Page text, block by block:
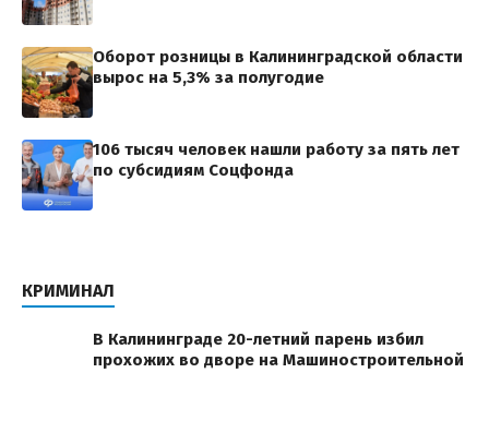
Оборот розницы в Калининградской области
вырос на 5,3% за полугодие
106 тысяч человек нашли работу за пять лет
по субсидиям Соцфонда
КРИМИНАЛ
В Калининграде 20-летний парень избил
прохожих во дворе на Машиностроительной